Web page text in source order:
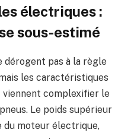
électriques :
sous-estimé
dérogent pas à la règle
les caractéristiques
viennent complexifier le
Le poids supérieur
du moteur électrique,